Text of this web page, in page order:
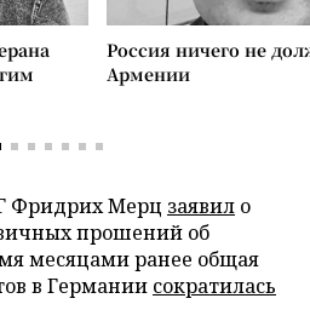
Россия ничего не
Армении
Фридрих Мерц заявил о
прошений об
месяцами ранее общая
в Германии сократилась